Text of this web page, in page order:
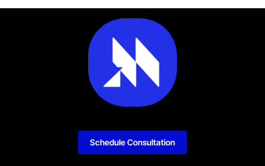
Schedule Consultation